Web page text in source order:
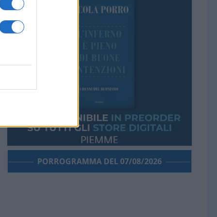
PORROGRAMMA DEL 07/08/2026